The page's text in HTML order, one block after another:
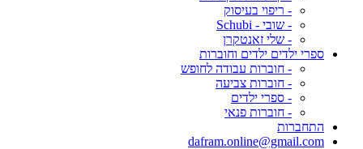
- ריפוי בעיסוק
- שובי - Schubi
- שלי זאנטקרן
ספרי ילדים ילדים וחוברות
- חוברות עבודה לחופש
- חוברות צביעה
- ספרי ילדים
- חוברות פנאי
התחברות
dafram.online@gmail.com